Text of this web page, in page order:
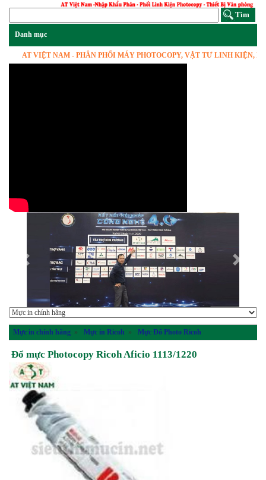
AT VIỆT NAM - PHÂN PHỐI MÁY PHOTOCOPY, VẬT TƯ LINH KIỆN, HÀNG
Previous Next
Mực in chính hãng » Mực in Ricoh » Mực Đổ Photo Ricoh
Đổ mực Photocopy Ricoh Aficio 1113/1220